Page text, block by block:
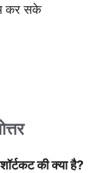
कर सके
की क्या है?